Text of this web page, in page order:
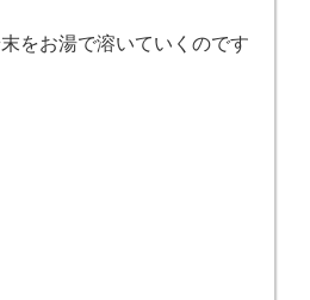
をお湯で溶いていくのです